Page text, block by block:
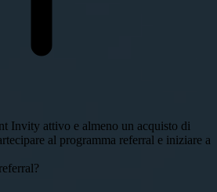
Invity attivo e almeno un acquisto di
al programma referral e iniziare a